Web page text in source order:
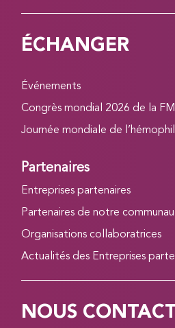
ÉCHANGER
Événements
Congrès mondial 2026 de la
Journée mondiale de
Partenaires
Entreprises partenaires
Partenaires de notre
Organisations collaboratrices
Actualités des Entreprises
NOUS